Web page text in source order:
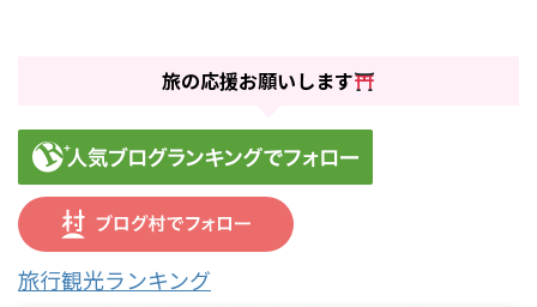
旅の応援お願いします
旅行観光ランキング